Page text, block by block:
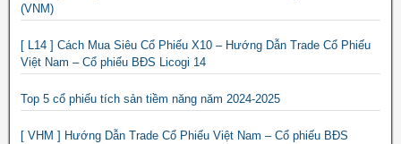
(VNM)
[ L14 ] Cách Mua Siêu Cổ Phiếu X10 – Hướng Dẫn Trade Cổ Phiếu
Việt Nam – Cổ phiếu BĐS Licogi 14
Top 5 cổ phiếu tích sản tiềm năng năm 2024-2025
[ VHM ] Hướng Dẫn Trade Cổ Phiếu Việt Nam – Cổ phiếu BĐS